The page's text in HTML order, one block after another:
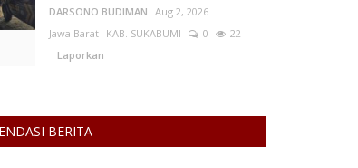
DARSONO BUDIMAN Aug 2, 2026
Jawa Barat KAB. SUKABUMI 0
22
Laporkan
BERITA